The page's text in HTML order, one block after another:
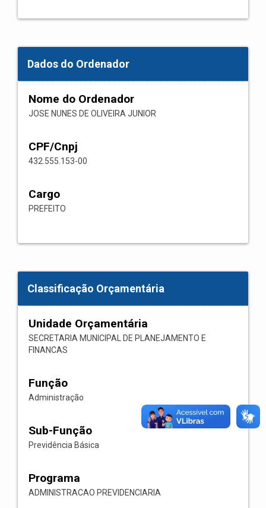
Dados do Ordenador
Nome do Ordenador
JOSE NUNES DE OLIVEIRA JUNIOR
CPF/Cnpj
432.555.153-00
Cargo
PREFEITO
Classificação Orçamentária
Unidade Orçamentária
SECRETARIA MUNICIPAL DE PLANEJAMENTO E
FINANCAS
Função
Administração
Sub-Função
Previdência Básica
Programa
ADMINISTRACAO PREVIDENCIARIA